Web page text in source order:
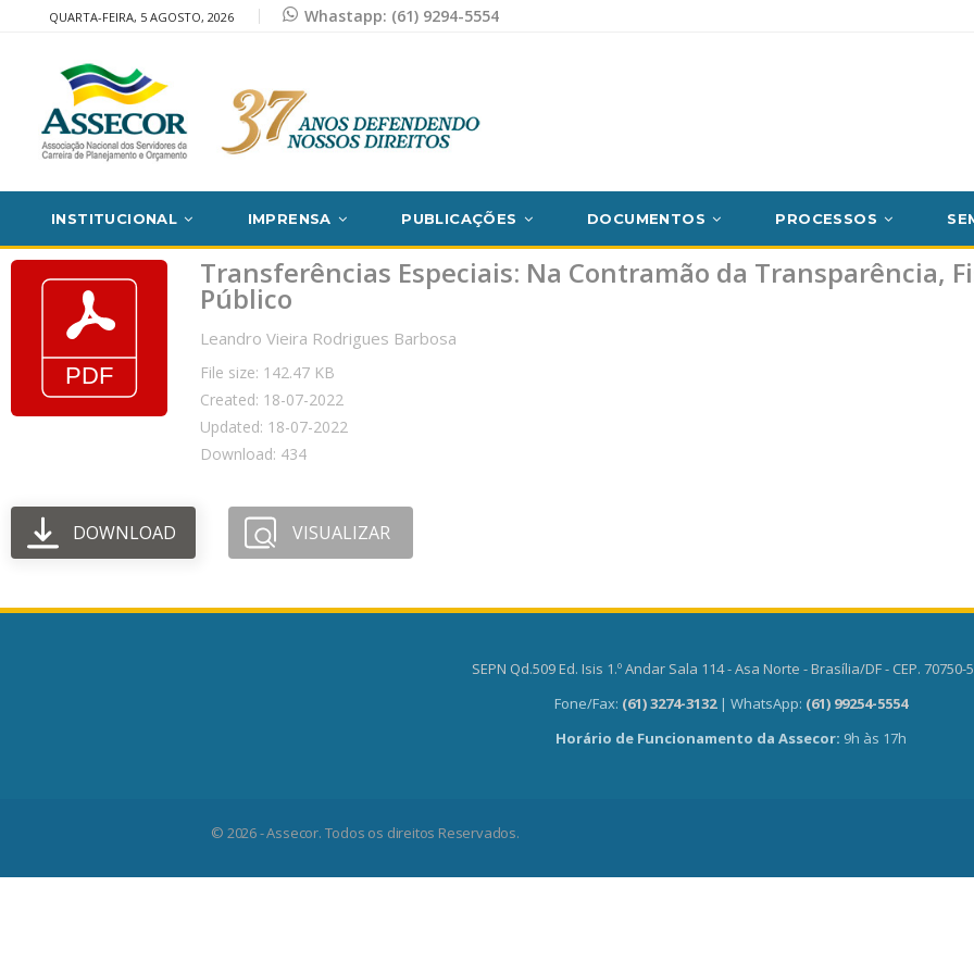
QUARTA-FEIRA, 5 AGOSTO, 2026 Whastapp: (61) 9294-5554
INSTITUCIONAL IMPRENSA PUBLICAÇÕES DOCUMENTOS PROCESSOS
Transferências Especiais: Na Contramão da Transparência,
Público
Leandro Vieira Rodrigues Barbosa
File size: 142.47 KB
Created: 18-07-2022
Updated: 18-07-2022
Download: 434
DOWNLOAD VISUALIZAR
SEPN Qd.509 Ed. Isis 1.º Andar Sala 114 - Asa Norte - Brasília/DF - CEP. 70750-
Fone/Fax: (61) 3274-3132 | WhatsApp: (61) 99254-5554
Horário de Funcionamento da Assecor: 9h às 17h
© 2026 - Assecor. Todos os direitos Reservados.